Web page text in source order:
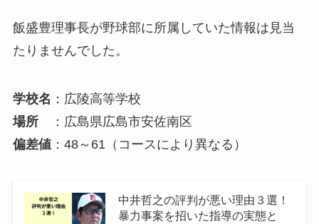
飯盛豊理事長が野球部に所属していた情報は見当
たりませんでした。
学校名 ：広陵高等学校
場所：広島県広島市安佐南区
偏差値：48～61（コースにより異なる）
中井哲之の評判が悪い理由３選！
暴力事案を招いた指導の実態と